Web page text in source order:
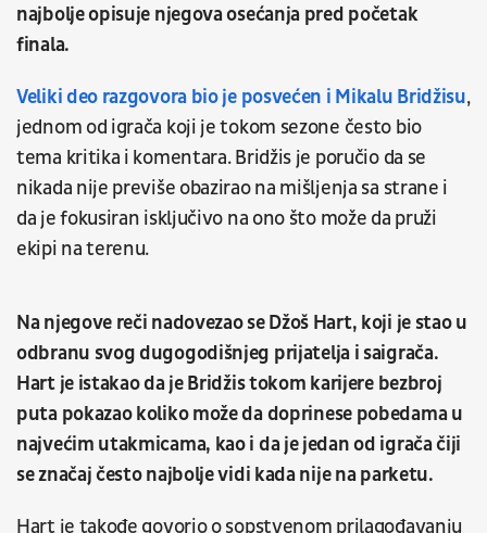
najbolje opisuje njegova osećanja pred početak
finala.
Veliki deo razgovora bio je posvećen i Mikalu Bridžisu,
jednom od igrača koji je tokom sezone često bio
tema kritika i komentara. Bridžis je poručio da se
nikada nije previše obazirao na mišljenja sa strane i
da je fokusiran isključivo na ono što može da pruži
ekipi na terenu.
Na njegove reči nadovezao se Džoš Hart, koji je stao u
odbranu svog dugogodišnjeg prijatelja i saigrača.
Hart je istakao da je Bridžis tokom karijere bezbroj
puta pokazao koliko može da doprinese pobedama u
najvećim utakmicama, kao i da je jedan od igrača čiji
se značaj često najbolje vidi kada nije na parketu.
Hart je takođe govorio o sopstvenom prilagođavanju